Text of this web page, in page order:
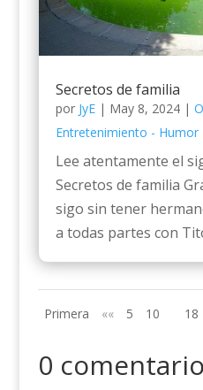
Secretos de familia
por JyE| May 8, 2024|
Entretenimiento - Humor
Lee atentamente el
Secretos de familia
sigo sin tener
a todas partes con
Primera «« 5 10 18
0